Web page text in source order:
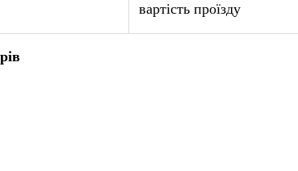
вартість проїзду